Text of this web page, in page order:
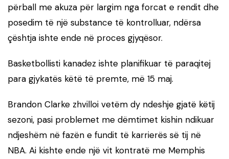
përball me akuza për largim nga forcat e rendit dhe
posedim të një substance të kontrolluar, ndërsa
çështja ishte ende në proces gjyqësor.
Basketbollisti kanadez ishte planifikuar të paraqitej
para gjykatës këtë të premte, më 15 maj.
Brandon Clarke zhvilloi vetëm dy ndeshje gjatë këtij
sezoni, pasi problemet me dëmtimet kishin ndikuar
ndjeshëm në fazën e fundit të karrierës së tij në
NBA. Ai kishte ende një vit kontratë me Memphis